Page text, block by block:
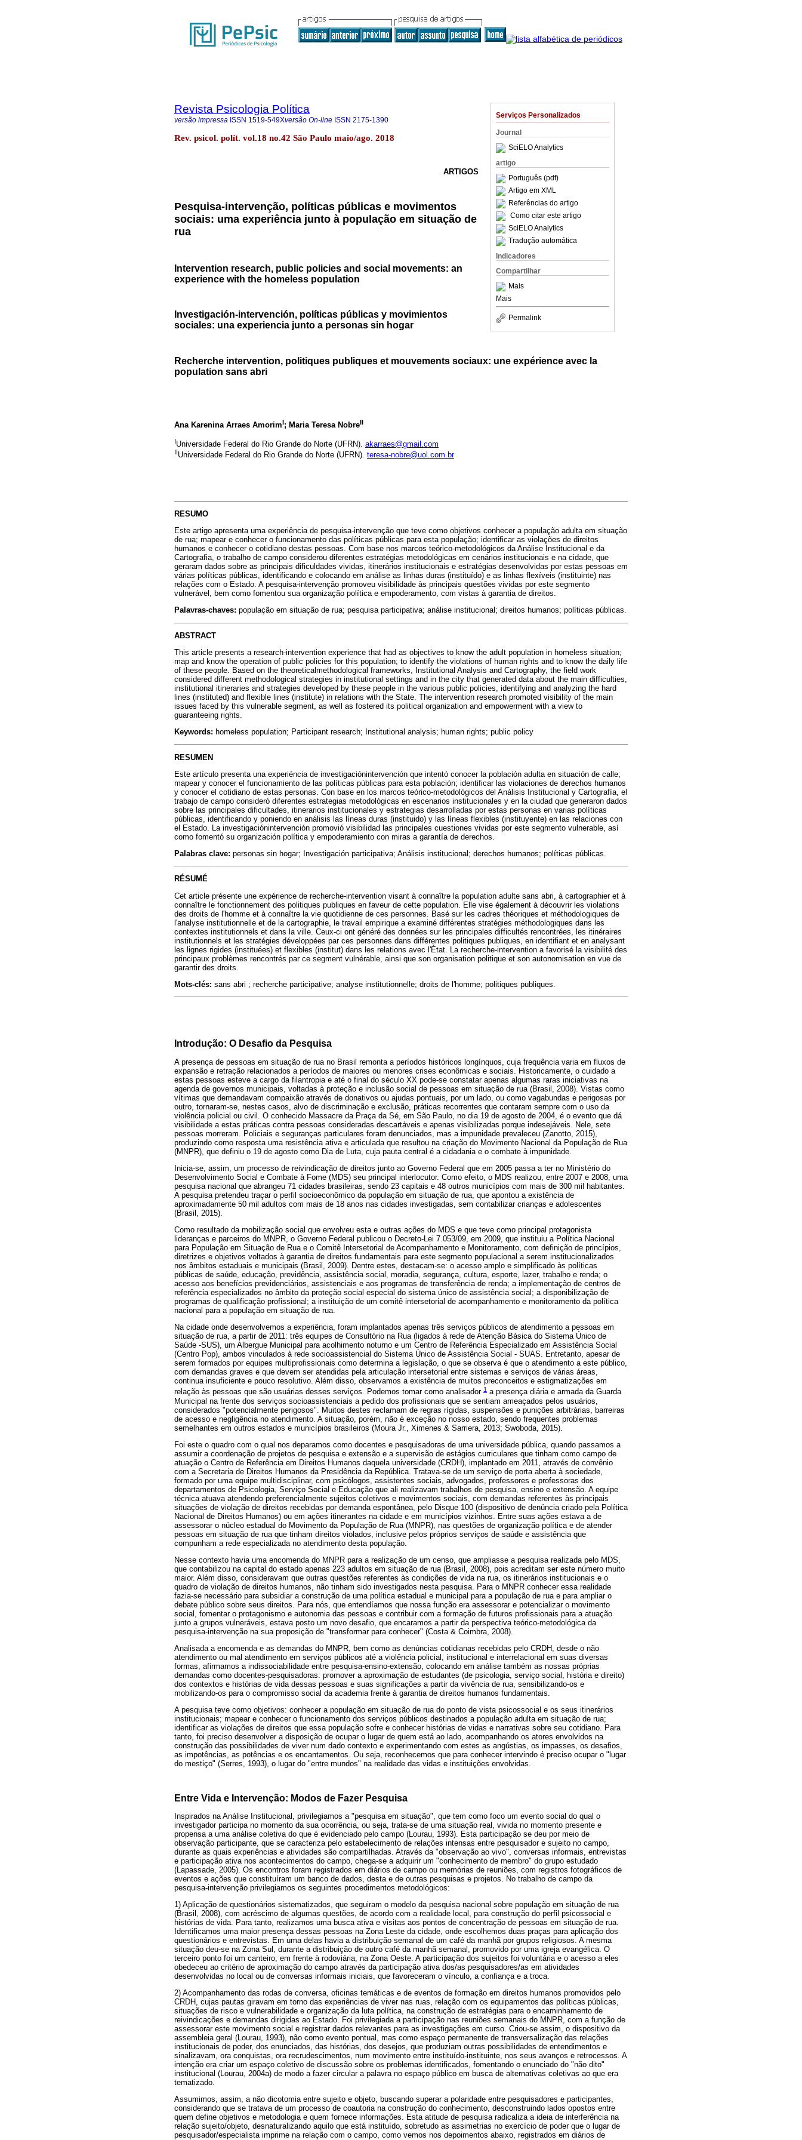
Serviços Personalizados
Journal
SciELO Analytics
artigo
Português (pdf)
Artigo em XML
Referências do artigo
Como citar este artigo
SciELO Analytics
Tradução automática
Indicadores
Compartilhar
Mais
Mais
Permalink
Revista Psicologia Política
versão impressa ISSN 1519-549Xversão On-line ISSN 2175-1390
Rev. psicol. polít. vol.18 no.42 São Paulo maio/ago. 2018
ARTIGOS
Pesquisa-intervenção, políticas públicas e movimentos
sociais: uma experiência junto à população em situação de
rua
Intervention research, public policies and social movements: an
experience with the homeless population
Investigación-intervención, políticas públicas y movimientos
sociales: una experiencia junto a personas sin hogar
Recherche intervention, politiques publiques et mouvements sociaux: une expérience avec la
population sans abri
Ana Karenina Arraes AmorimI; Maria Teresa NobreII
IUniversidade Federal do Rio Grande do Norte (UFRN). akarraes@gmail.com
IIUniversidade Federal do Rio Grande do Norte (UFRN). teresa-nobre@uol.com.br
RESUMO
Este artigo apresenta uma experiência de pesquisa-intervenção que teve como objetivos conhecer a população adulta em situação
de rua; mapear e conhecer o funcionamento das políticas públicas para esta população; identificar as violações de direitos
humanos e conhecer o cotidiano destas pessoas. Com base nos marcos teórico-metodológicos da Análise Institucional e da
Cartografia, o trabalho de campo considerou diferentes estratégias metodológicas em cenários institucionais e na cidade, que
geraram dados sobre as principais dificuldades vividas, itinerários institucionais e estratégias desenvolvidas por estas pessoas em
várias políticas públicas, identificando e colocando em análise as linhas duras (instituído) e as linhas flexíveis (instituinte) nas
relações com o Estado. A pesquisa-intervenção promoveu visibilidade às principais questões vividas por este segmento
vulnerável, bem como fomentou sua organização política e empoderamento, com vistas à garantia de direitos.
Palavras-chaves: população em situação de rua; pesquisa participativa; análise institucional; direitos humanos; políticas públicas.
ABSTRACT
This article presents a research-intervention experience that had as objectives to know the adult population in homeless situation;
map and know the operation of public policies for this population; to identify the violations of human rights and to know the daily life
of these people. Based on the theoreticalmethodological frameworks, Institutional Analysis and Cartography, the field work
considered different methodological strategies in institutional settings and in the city that generated data about the main difficulties,
institutional itineraries and strategies developed by these people in the various public policies, identifying and analyzing the hard
lines (instituted) and flexible lines (institute) in relations with the State. The intervention research promoted visibility of the main
issues faced by this vulnerable segment, as well as fostered its political organization and empowerment with a view to
guaranteeing rights.
Keywords: homeless population; Participant research; Institutional analysis; human rights; public policy
RESUMEN
Este artículo presenta una experiéncia de investigaciónintervención que intentó conocer la población adulta en situación de calle;
mapear y conocer el funcionamiento de las políticas públicas para esta población; identificar las violaciones de derechos humanos
y conocer el cotidiano de estas personas. Con base en los marcos teórico-metodológicos del Análisis Institucional y Cartografía, el
trabajo de campo consideró diferentes estrategias metodológicas en escenarios institucionales y en la ciudad que generaron dados
sobre las principales dificultades, itinerarios institucionales y estrategias desarrolladas por estas personas en varias políticas
públicas, identificando y poniendo en análisis las líneas duras (instituido) y las líneas flexibles (instituyente) en las relaciones con
el Estado. La investigaciónintervención promovió visibilidad las principales cuestiones vividas por este segmento vulnerable, así
como fomentó su organización política y empoderamiento con miras a garantía de derechos.
Palabras clave: personas sin hogar; Investigación participativa; Análisis institucional; derechos humanos; políticas públicas.
RÉSUMÉ
Cet article présente une expérience de recherche-intervention visant à connaître la population adulte sans abri, à cartographier et à
connaître le fonctionnement des politiques publiques en faveur de cette population. Elle vise également à découvrir les violations
des droits de l'homme et à connaître la vie quotidienne de ces personnes. Basé sur les cadres théoriques et méthodologiques de
l'analyse institutionnelle et de la cartographie, le travail empirique a examiné différentes stratégies méthodologiques dans les
contextes institutionnels et dans la ville. Ceux-ci ont généré des données sur les principales difficultés rencontrées, les itinéraires
institutionnels et les stratégies développées par ces personnes dans différentes politiques publiques, en identifiant et en analysant
les lignes rigides (instituées) et flexibles (institut) dans les relations avec l'État. La recherche-intervention a favorisé la visibilité des
principaux problèmes rencontrés par ce segment vulnérable, ainsi que son organisation politique et son autonomisation en vue de
garantir des droits.
Mots-clés: sans abri ; recherche participative; analyse institutionnelle; droits de l'homme; politiques publiques.
Introdução: O Desafio da Pesquisa
A presença de pessoas em situação de rua no Brasil remonta a períodos históricos longínquos, cuja frequência varia em fluxos de
expansão e retração relacionados a períodos de maiores ou menores crises econômicas e sociais. Historicamente, o cuidado a
estas pessoas esteve a cargo da filantropia e até o final do século XX pode-se constatar apenas algumas raras iniciativas na
agenda de governos municipais, voltadas à proteção e inclusão social de pessoas em situação de rua (Brasil, 2008). Vistas como
vítimas que demandavam compaixão através de donativos ou ajudas pontuais, por um lado, ou como vagabundas e perigosas por
outro, tornaram-se, nestes casos, alvo de discriminação e exclusão, práticas recorrentes que contaram sempre com o uso da
violência policial ou civil. O conhecido Massacre da Praça da Sé, em São Paulo, no dia 19 de agosto de 2004, é o evento que dá
visibilidade a estas práticas contra pessoas consideradas descartáveis e apenas visibilizadas porque indesejáveis. Nele, sete
pessoas morreram. Policiais e seguranças particulares foram denunciados, mas a impunidade prevaleceu (Zanotto, 2015),
produzindo como resposta uma resistência ativa e articulada que resultou na criação do Movimento Nacional da População de Rua
(MNPR), que definiu o 19 de agosto como Dia de Luta, cuja pauta central é a cidadania e o combate à impunidade.
Inicia-se, assim, um processo de reivindicação de direitos junto ao Governo Federal que em 2005 passa a ter no Ministério do
Desenvolvimento Social e Combate à Fome (MDS) seu principal interlocutor. Como efeito, o MDS realizou, entre 2007 e 2008, uma
pesquisa nacional que abrangeu 71 cidades brasileiras, sendo 23 capitais e 48 outros municípios com mais de 300 mil habitantes.
A pesquisa pretendeu traçar o perfil socioeconômico da população em situação de rua, que apontou a existência de
aproximadamente 50 mil adultos com mais de 18 anos nas cidades investigadas, sem contabilizar crianças e adolescentes
(Brasil, 2015).
Como resultado da mobilização social que envolveu esta e outras ações do MDS e que teve como principal protagonista
lideranças e parceiros do MNPR, o Governo Federal publicou o Decreto-Lei 7.053/09, em 2009, que instituiu a Política Nacional
para População em Situação de Rua e o Comitê Intersetorial de Acompanhamento e Monitoramento, com definição de princípios,
diretrizes e objetivos voltados à garantia de direitos fundamentais para este segmento populacional a serem institucionalizados
nos âmbitos estaduais e municipais (Brasil, 2009). Dentre estes, destacam-se: o acesso amplo e simplificado às políticas
públicas de saúde, educação, previdência, assistência social, moradia, segurança, cultura, esporte, lazer, trabalho e renda; o
acesso aos benefícios previdenciários, assistenciais e aos programas de transferência de renda; a implementação de centros de
referência especializados no âmbito da proteção social especial do sistema único de assistência social; a disponibilização de
programas de qualificação profissional; a instituição de um comitê intersetorial de acompanhamento e monitoramento da política
nacional para a população em situação de rua.
Na cidade onde desenvolvemos a experiência, foram implantados apenas três serviços públicos de atendimento a pessoas em
situação de rua, a partir de 2011: três equipes de Consultório na Rua (ligados à rede de Atenção Básica do Sistema Único de
Saúde -SUS), um Albergue Municipal para acolhimento noturno e um Centro de Referência Especializado em Assistência Social
(Centro Pop), ambos vinculados à rede socioassistencial do Sistema Único de Assistência Social - SUAS. Entretanto, apesar de
serem formados por equipes multiprofissionais como determina a legislação, o que se observa é que o atendimento a este público,
com demandas graves e que devem ser atendidas pela articulação intersetorial entre sistemas e serviços de várias áreas,
continua insuficiente e pouco resolutivo. Além disso, observamos a existência de muitos preconceitos e estigmatizações em
relação às pessoas que são usuárias desses serviços. Podemos tomar como analisador 1 a presença diária e armada da Guarda
Municipal na frente dos serviços socioassistenciais a pedido dos profissionais que se sentiam ameaçados pelos usuários,
considerados "potencialmente perigosos". Muitos destes reclamam de regras rígidas, suspensões e punições arbitrárias, barreiras
de acesso e negligência no atendimento. A situação, porém, não é exceção no nosso estado, sendo frequentes problemas
semelhantes em outros estados e municípios brasileiros (Moura Jr., Ximenes & Sarriera, 2013; Swoboda, 2015).
Foi este o quadro com o qual nos deparamos como docentes e pesquisadoras de uma universidade pública, quando passamos a
assumir a coordenação de projetos de pesquisa e extensão e a supervisão de estágios curriculares que tinham como campo de
atuação o Centro de Referência em Direitos Humanos daquela universidade (CRDH), implantado em 2011, através de convênio
com a Secretaria de Direitos Humanos da Presidência da República. Tratava-se de um serviço de porta aberta à sociedade,
formado por uma equipe multidisciplinar, com psicólogos, assistentes sociais, advogados, professores e professoras dos
departamentos de Psicologia, Serviço Social e Educação que ali realizavam trabalhos de pesquisa, ensino e extensão. A equipe
técnica atuava atendendo preferencialmente sujeitos coletivos e movimentos sociais, com demandas referentes às principais
situações de violação de direitos recebidas por demanda espontânea, pelo Disque 100 (dispositivo de denúncia criado pela Política
Nacional de Direitos Humanos) ou em ações itinerantes na cidade e em municípios vizinhos. Entre suas ações estava a de
assessorar o núcleo estadual do Movimento da População de Rua (MNPR), nas questões de organização política e de atender
pessoas em situação de rua que tinham direitos violados, inclusive pelos próprios serviços de saúde e assistência que
compunham a rede especializada no atendimento desta população.
Nesse contexto havia uma encomenda do MNPR para a realização de um censo, que ampliasse a pesquisa realizada pelo MDS,
que contabilizou na capital do estado apenas 223 adultos em situação de rua (Brasil, 2008), pois acreditam ser este número muito
maior. Além disso, consideravam que outras questões referentes às condições de vida na rua, os itinerários institucionais e o
quadro de violação de direitos humanos, não tinham sido investigados nesta pesquisa. Para o MNPR conhecer essa realidade
fazia-se necessário para subsidiar a construção de uma política estadual e municipal para a população de rua e para ampliar o
debate público sobre seus direitos. Para nós, que entendíamos que nossa função era assessorar e potencializar o movimento
social, fomentar o protagonismo e autonomia das pessoas e contribuir com a formação de futuros profissionais para a atuação
junto a grupos vulneráveis, estava posto um novo desafio, que encaramos a partir da perspectiva teórico-metodológica da
pesquisa-intervenção na sua proposição de "transformar para conhecer" (Costa & Coimbra, 2008).
Analisada a encomenda e as demandas do MNPR, bem como as denúncias cotidianas recebidas pelo CRDH, desde o não
atendimento ou mal atendimento em serviços públicos até a violência policial, institucional e interrelacional em suas diversas
formas, afirmamos a indissociabilidade entre pesquisa-ensino-extensão, colocando em análise também as nossas próprias
demandas como docentes-pesquisadoras: promover a aproximação de estudantes (de psicologia, serviço social, história e direito)
dos contextos e histórias de vida dessas pessoas e suas significações a partir da vivência de rua, sensibilizando-os e
mobilizando-os para o compromisso social da academia frente à garantia de direitos humanos fundamentais.
A pesquisa teve como objetivos: conhecer a população em situação de rua do ponto de vista psicossocial e os seus itinerários
institucionais; mapear e conhecer o funcionamento dos serviços públicos destinados a população adulta em situação de rua;
identificar as violações de direitos que essa população sofre e conhecer histórias de vidas e narrativas sobre seu cotidiano. Para
tanto, foi preciso desenvolver a disposição de ocupar o lugar de quem está ao lado, acompanhando os atores envolvidos na
construção das possibilidades de viver num dado contexto e experimentando com estes as angústias, os impasses, os desafios,
as impotências, as potências e os encantamentos. Ou seja, reconhecemos que para conhecer intervindo é preciso ocupar o "lugar
do mestiço" (Serres, 1993), o lugar do "entre mundos" na realidade das vidas e instituições envolvidas.
Entre Vida e Intervenção: Modos de Fazer Pesquisa
Inspirados na Análise Institucional, privilegiamos a "pesquisa em situação", que tem como foco um evento social do qual o
investigador participa no momento da sua ocorrência, ou seja, trata-se de uma situação real, vivida no momento presente e
propensa a uma análise coletiva do que é evidenciado pelo campo (Lourau, 1993). Esta participação se deu por meio de
observação participante, que se caracteriza pelo estabelecimento de relações intensas entre pesquisador e sujeito no campo,
durante as quais experiências e atividades são compartilhadas. Através da "observação ao vivo", conversas informais, entrevistas
e participação ativa nos acontecimentos do campo, chega-se a adquirir um "conhecimento de membro" do grupo estudado
(Lapassade, 2005). Os encontros foram registrados em diários de campo ou memórias de reuniões, com registros fotográficos de
eventos e ações que constituíram um banco de dados, desta e de outras pesquisas e projetos. No trabalho de campo da
pesquisa-intervenção privilegiamos os seguintes procedimentos metodológicos:
1) Aplicação de questionários sistematizados, que seguiram o modelo da pesquisa nacional sobre população em situação de rua
(Brasil, 2008), com acréscimo de algumas questões, de acordo com a realidade local, para construção do perfil psicossocial e
histórias de vida. Para tanto, realizamos uma busca ativa e visitas aos pontos de concentração de pessoas em situação de rua.
Identificamos uma maior presença dessas pessoas na Zona Leste da cidade, onde escolhemos duas praças para aplicação dos
questionários e entrevistas. Em uma delas havia a distribuição semanal de um café da manhã por grupos religiosos. A mesma
situação deu-se na Zona Sul, durante a distribuição de outro café da manhã semanal, promovido por uma igreja evangélica. O
terceiro ponto foi um canteiro, em frente à rodoviária, na Zona Oeste. A participação dos sujeitos foi voluntária e o acesso a eles
obedeceu ao critério de aproximação do campo através da participação ativa dos/as pesquisadores/as em atividades
desenvolvidas no local ou de conversas informais iniciais, que favoreceram o vínculo, a confiança e a troca.
2) Acompanhamento das rodas de conversa, oficinas temáticas e de eventos de formação em direitos humanos promovidos pelo
CRDH, cujas pautas giravam em torno das experiências de viver nas ruas, relação com os equipamentos das políticas públicas,
situações de risco e vulnerabilidade e organização da luta política, na construção de estratégias para o encaminhamento de
reivindicações e demandas dirigidas ao Estado. Foi privilegiada a participação nas reuniões semanais do MNPR, com a função de
assessorar este movimento social e registrar dados relevantes para as investigações em curso. Criou-se assim, o dispositivo da
assembleia geral (Lourau, 1993), não como evento pontual, mas como espaço permanente de transversalização das relações
institucionais de poder, dos enunciados, das histórias, dos desejos, que produziam outras possibilidades de entendimentos e
sinalizavam, ora conquistas, ora recrudescimentos, num movimento entre instituído-instituinte, nos seus avanços e retrocessos. A
intenção era criar um espaço coletivo de discussão sobre os problemas identificados, fomentando o enunciado do "não dito"
institucional (Lourau, 2004a) de modo a fazer circular a palavra no espaço público em busca de alternativas coletivas ao que era
tematizado.
Assumimos, assim, a não dicotomia entre sujeito e objeto, buscando superar a polaridade entre pesquisadores e participantes,
considerando que se tratava de um processo de coautoria na construção do conhecimento, desconstruindo lados opostos entre
quem define objetivos e metodologia e quem fornece informações. Esta atitude de pesquisa radicaliza a ideia de interferência na
relação sujeito/objeto, desnaturalizando aquilo que está instituído, sobretudo as assimetrias no exercício de poder que o lugar de
pesquisador/especialista imprime na relação com o campo, como vemos nos depoimentos abaixo, registrados em diários de